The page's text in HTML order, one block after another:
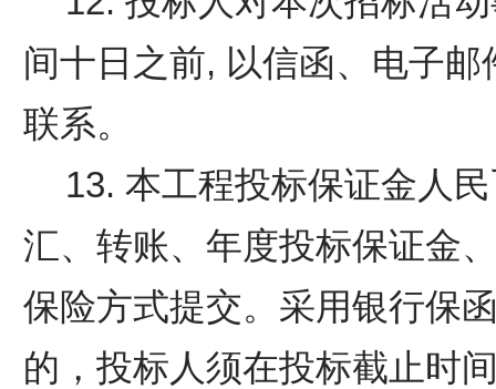
间十日之前, 以信函、电子
联系。
13. 本工程投标保证金人
汇、转账、年度投标保证金
保险方式提交。采用银行保
的，投标人须在投标截止时